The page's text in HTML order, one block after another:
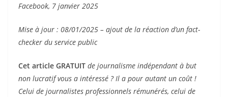
Facebook, 7 janvier 2025
Mise à jour : 08/01/2025 – ajout de la réaction d’un fact-
checker du service public
Cet article GRATUIT de journalisme indépendant à but
non lucratif vous a intéressé ? Il a pour autant un coût !
Celui de journalistes professionnels rémunérés, celui de